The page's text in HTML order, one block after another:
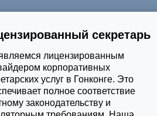
секретарь
лицензированным
корпоративных
услуг в Гонконге. Это
полное соответствие
законодательству и